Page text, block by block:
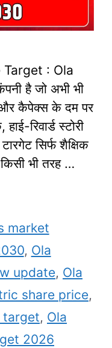
: Ola
है जो अभी भी
और कैपेक्स के दम पर
रिवार्ड स्टोरी
सिर्फ शैक्षिक
भी तरह …
market
, Ola
update, Ola
share price,
target, Ola
2026